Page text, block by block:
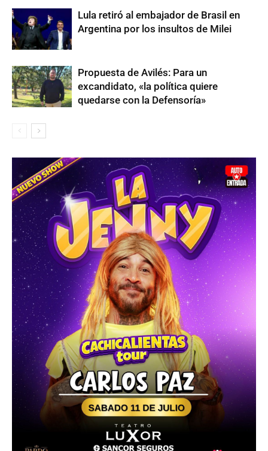
Lula retiró al embajador de Brasil en
Argentina por los insultos de Milei
Propuesta de Avilés: Para un
excandidato, «la política quiere
quedarse con la Defensoría»